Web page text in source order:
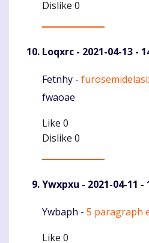
Dislike 0
Loqxrc - 2021-04-13 -
Komentaras
Fetnhy -
fwaoae
Like 0
Dislike 0
Ywxpxu - 2021-04-11 -
Komentaras
Ywbaph - 5 paragraph
Like 0